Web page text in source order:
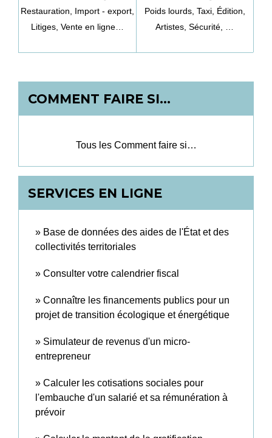
Restauration, Import - export,
Litiges, Vente en ligne…
Poids lourds, Taxi, Édition,
Artistes,Sécurité, …
COMMENT FAIRE SI…
Tous les Comment faire si…
SERVICES EN LIGNE
Base de données des aides de l'État et des
collectivités territoriales
Consulter votre calendrier fiscal
Connaître les financements publics pour un
projet de transition écologique et énergétique
Simulateur de revenus d'un micro-
entrepreneur
Calculer les cotisations sociales pour
l'embauche d'un salarié et sa rémunération à
prévoir